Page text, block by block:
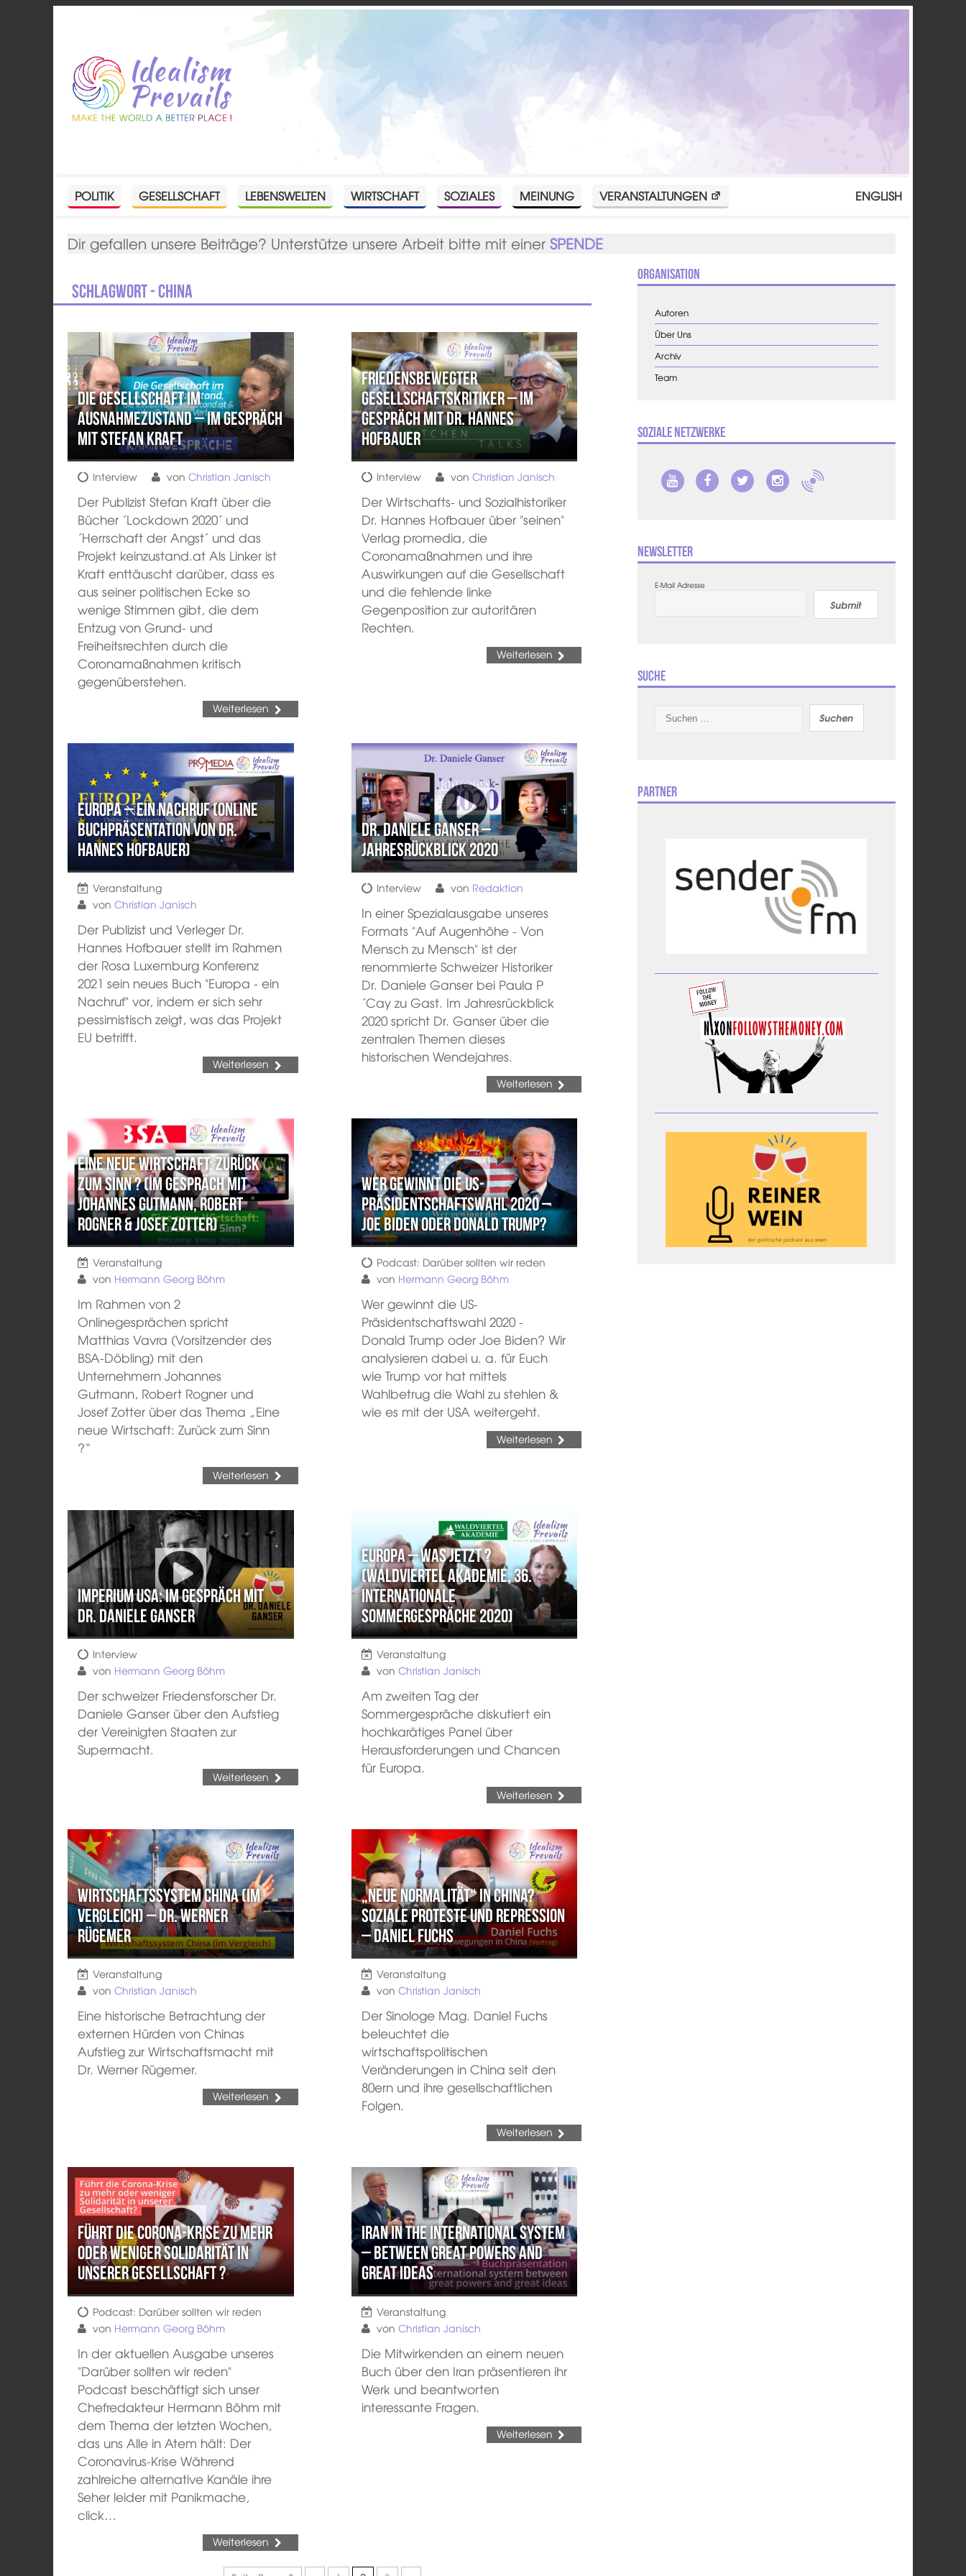
POLITIK GESELLSCHAFT LEBENSWELTEN WIRTSCHAFT SOZIALES MEINUNG VERANSTALTUNGEN ENGLISH
Dir gefallen unsere Beiträge? Unterstütze unsere Arbeit bitte mit einerSPENDE
Schlagwort - China
Die Gesellschaft im
Ausnahmezustand – Im Gespräch
mit Stefan Kraft
Interview vonChristian Janisch
Der Publizist Stefan Kraft über die
Bücher ´Lockdown 2020´ und
´Herrschaft der Angst´ und das
Projekt keinzustand.at Als Linker ist
Kraft enttäuscht darüber, dass es
aus seiner politischen Ecke so
wenige Stimmen gibt, die dem
Entzug von Grund- und
Freiheitsrechten durch die
Coronamaßnahmen kritisch
gegenüberstehen.
Weiterlesen
Friedensbewegter
Gesellschaftskritiker – im
Gespräch mit Dr. Hannes
Hofbauer
Interview von Christian Janisch
Der Wirtschafts- und Sozialhistoriker
Dr. Hannes Hofbauer über "seinen"
Verlag promedia, die
Coronamaßnahmen und ihre
Auswirkungen auf die Gesellschaft
und die fehlende linke
Gegenposition zur autoritären
Rechten.
Weiterlesen
Europa – ein Nachruf (Online
Buchpräsentation von Dr.
Hannes Hofbauer)
Veranstaltung
vonChristian Janisch
Der Publizist und Verleger Dr.
Hannes Hofbauer stellt im Rahmen
der Rosa Luxemburg Konferenz
2021 sein neues Buch "Europa - ein
Nachruf" vor, indem er sich sehr
pessimistisch zeigt, was das Projekt
EU betrifft.
Weiterlesen
Dr. Daniele Ganser –
Jahresrückblick 2020
Interview von Redaktion
In einer Spezialausgabe unseres
Formats "Auf Augenhöhe - Von
Mensch zu Mensch" ist der
renommierte Schweizer Historiker
Dr. Daniele Ganser bei Paula P
´Cay zu Gast. Im Jahresrückblick
2020 spricht Dr. Ganser über die
zentralen Themen dieses
historischen Wendejahres.
Weiterlesen
Eine neue Wirtschaft: Zurück
zum Sinn ? (Im Gespräch mit
Johannes Gutmann, Robert
Rogner & Josef Zotter)
Veranstaltung
von Hermann Georg Böhm
Im Rahmen von 2
Onlinegesprächen spricht
Matthias Vavra (Vorsitzender des
BSA-Döbling) mit den
Unternehmern Johannes
Gutmann, Robert Rogner und
Josef Zotter über das Thema „Eine
neue Wirtschaft: Zurück zum Sinn
?“
Weiterlesen
Wer gewinnt die US-
Präsidentschaftswahl 2020 –
Joe Biden oder Donald Trump?
Podcast: Darüber sollten wir reden
von Hermann Georg Böhm
Wer gewinnt die US-
Präsidentschaftswahl 2020 -
Donald Trump oder Joe Biden? Wir
analysieren dabei u. a. für Euch
wie Trump vor hat mittels
Wahlbetrug die Wahl zu stehlen &
wie es mit der USA weitergeht.
Weiterlesen
Imperium USA: Im Gespräch mit
Dr. Daniele Ganser
Interview
von Hermann Georg Böhm
Der schweizer Friedensforscher Dr.
Daniele Ganser über den Aufstieg
der Vereinigten Staaten zur
Supermacht.
Weiterlesen
Europa – Was jetzt ?
(Waldviertel Akademie, 36.
Internationale
Sommergespräche 2020)
Veranstaltung
von Christian Janisch
Am zweiten Tag der
Sommergespräche diskutiert ein
hochkarätiges Panel über
Herausforderungen und Chancen
für Europa.
Weiterlesen
Wirtschaftssystem China (im
Vergleich) – Dr. Werner
Rügemer
Veranstaltung
vonChristian Janisch
Eine historische Betrachtung der
externen Hürden von Chinas
Aufstieg zur Wirtschaftsmacht mit
Dr. Werner Rügemer.
Weiterlesen
„Neue Normalität“ in China?
Soziale Proteste und Repression
– Daniel Fuchs
Veranstaltung
von Christian Janisch
Der Sinologe Mag. Daniel Fuchs
beleuchtet die
wirtschaftspolitischen
Veränderungen in China seit den
80ern und ihre gesellschaftlichen
Folgen.
Weiterlesen
Führt die Corona-Krise zu mehr
oder weniger Solidarität in
unserer Gesellschaft ?
Podcast: Darüber sollten wir reden
von Hermann Georg Böhm
In der aktuellen Ausgabe unseres
"Darüber sollten wir reden"
Podcast beschäftigt sich unser
Chefredakteur Hermann Böhm mit
dem Thema der letzten Wochen,
das uns Alle in Atem hält: Der
Coronavirus-Krise Während
zahlreiche alternative Kanäle ihre
Seher leider mit Panikmache,
click…
Weiterlesen
Iran in the International System
– Between Great Powers and
Great Ideas
Veranstaltung
von Christian Janisch
Die Mitwirkenden an einem neuen
Buch über den Iran präsentieren ihr
Werk und beantworten
interessante Fragen.
Weiterlesen
Organisation
Autoren
Über Uns
Archiv
Team
Soziale Netzwerke
Newsletter
E-Mail Adresse
Submit
Suche
nach:
Partner